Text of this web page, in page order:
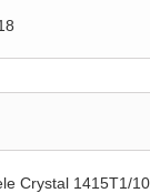
Crystal 1415T1/